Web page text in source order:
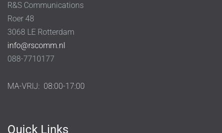
R&S Communications
Roer 48
3068 LE Rotterdam
info@rscomm.nl
088-7710177
MA-VRIJ: 08:00-17:00
Quick Links